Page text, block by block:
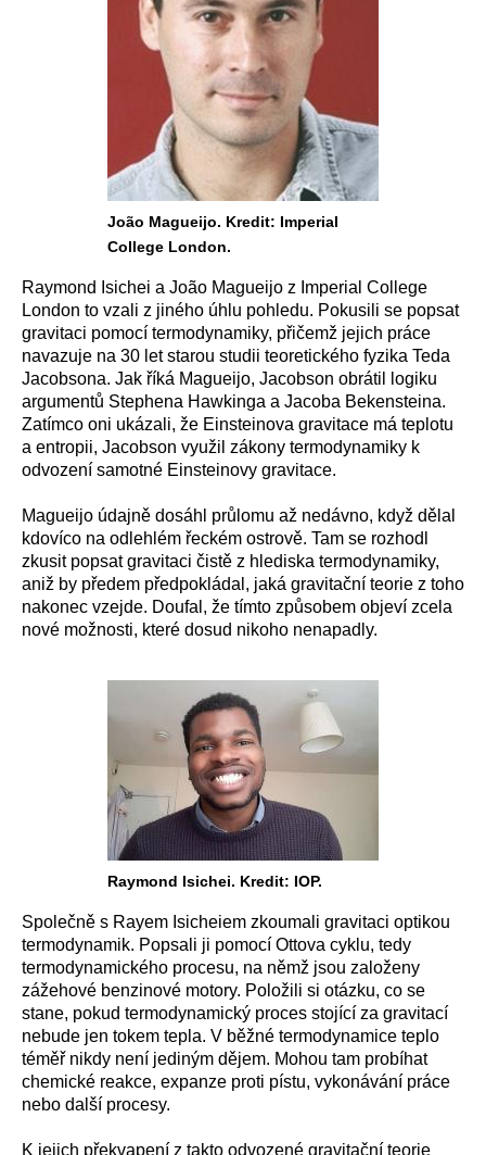
João Magueijo. Kredit: Imperial
College London.
Raymond Isichei a João Magueijo z Imperial College
London to vzali z jiného úhlu pohledu. Pokusili se popsat
gravitaci pomocí termodynamiky, přičemž jejich práce
navazuje na 30 let starou studii teoretického fyzika Teda
Jacobsona. Jak říká Magueijo, Jacobson obrátil logiku
argumentů Stephena Hawkinga a Jacoba Bekensteina.
Zatímco oni ukázali, že Einsteinova gravitace má teplotu
a entropii, Jacobson využil zákony termodynamiky k
odvození samotné Einsteinovy gravitace.
Magueijo údajně dosáhl průlomu až nedávno, když dělal
kdovíco na odlehlém řeckém ostrově. Tam se rozhodl
zkusit popsat gravitaci čistě z hlediska termodynamiky,
aniž by předem předpokládal, jaká gravitační teorie z toho
nakonec vzejde. Doufal, že tímto způsobem objeví zcela
nové možnosti, které dosud nikoho nenapadly.
Raymond Isichei. Kredit: IOP.
Společně s Rayem Isicheiem zkoumali gravitaci optikou
termodynamik. Popsali ji pomocí Ottova cyklu, tedy
termodynamického procesu, na němž jsou založeny
zážehové benzinové motory. Položili si otázku, co se
stane, pokud termodynamický proces stojící za gravitací
nebude jen tokem tepla. V běžné termodynamice teplo
téměř nikdy není jediným dějem. Mohou tam probíhat
chemické reakce, expanze proti pístu, vykonávání práce
nebo další procesy.
K jejich překvapení z takto odvozené gravitační teorie